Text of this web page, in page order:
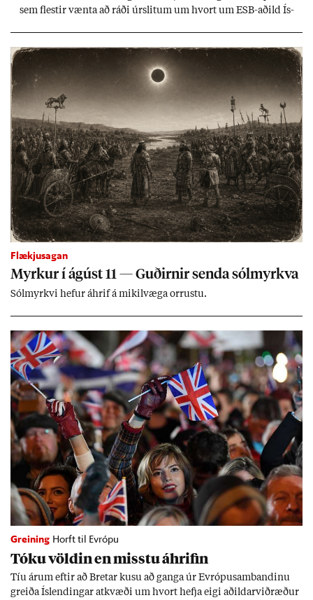
sem flest­ir vænta að ráði úr­slit­um um hvort um ESB-að­ild Ís­
kerfi, en sveigj­an­leiki til lausna er um­tals­verð­ur.
Flækjusagan
Myrk­ur í ág­úst 11 — Guð­irn­ir senda sól­myrkva
Sól­myrkvi hef­ur áhrif á mik­il­væga orr­ustu.
Greining Horft til Evrópu
Tóku völd­in en misstu áhrif­in
Tíu ár­um eft­ir að Bret­ar kusu að ganga úr Evr­ópu­sam­band­inu
greiða Ís­lend­ing­ar at­kvæði um hvort hefja eigi að­ild­ar­við­ræð­ur